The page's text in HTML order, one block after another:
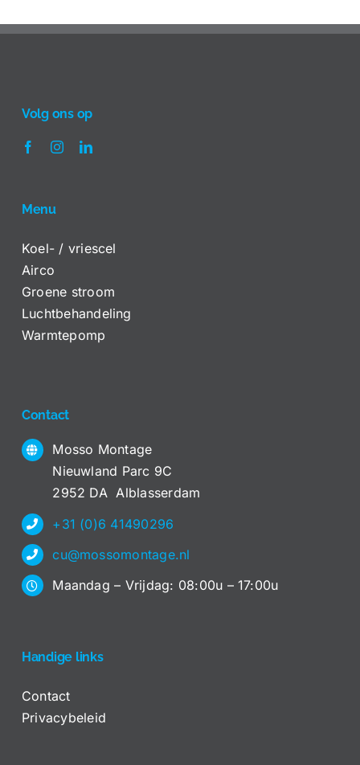
Contact
Mosso Montage
Nieuwland Parc 9C
2952 DA Alblasserdam
+31 (0)6 41490296
cu@mossomontage.nl
Maandag – Vrijdag: 08:00u – 17:00u
Volg ons op
Menu
Koel- / vriescel
Airco
Groene stroom
Luchtbehandeling
Warmtepomp
Handige links
Contact
Privacybeleid